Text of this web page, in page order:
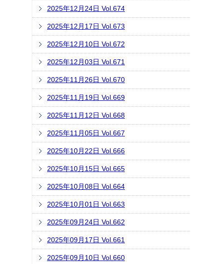
2025年12月24日 Vol.674
2025年12月17日 Vol.673
2025年12月10日 Vol.672
2025年12月03日 Vol.671
2025年11月26日 Vol.670
2025年11月19日 Vol.669
2025年11月12日 Vol.668
2025年11月05日 Vol.667
2025年10月22日 Vol.666
2025年10月15日 Vol.665
2025年10月08日 Vol.664
2025年10月01日 Vol.663
2025年09月24日 Vol.662
2025年09月17日 Vol.661
2025年09月10日 Vol.660